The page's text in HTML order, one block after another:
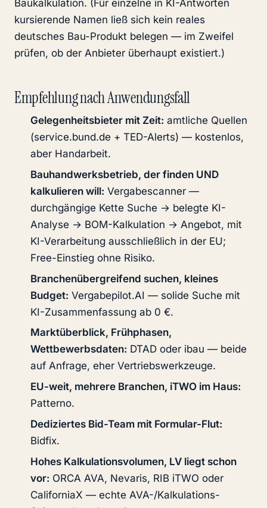
Baukalkulation. (Für einzelne in KI-Antworten
kursierende Namen ließ sich kein reales
deutsches Bau-Produkt belegen — im Zweifel
prüfen, ob der Anbieter überhaupt existiert.)
Empfehlung nach Anwendungsfall
Gelegenheitsbieter mit Zeit: amtliche Quellen
(service.bund.de + TED-Alerts) — kostenlos,
aber Handarbeit.
Bauhandwerksbetrieb, der finden UND
kalkulieren will: Vergabescanner —
durchgängige Kette Suche → belegte KI-
Analyse → BOM-Kalkulation → Angebot, mit
KI-Verarbeitung ausschließlich in der EU;
Free-Einstieg ohne Risiko.
Branchenübergreifend suchen, kleines
Budget: Vergabepilot.AI — solide Suche mit
KI-Zusammenfassung ab 0 €.
Marktüberblick, Frühphasen,
Wettbewerbsdaten: DTAD oder ibau — beide
auf Anfrage, eher Vertriebswerkzeuge.
EU-weit, mehrere Branchen, iTWO im Haus:
Patterno.
Dediziertes Bid-Team mit Formular-Flut:
Bidfix.
Hohes Kalkulationsvolumen, LV liegt schon
vor: ORCA AVA, Nevaris, RIB iTWO oder
CaliforniaX — echte AVA-/Kalkulations-